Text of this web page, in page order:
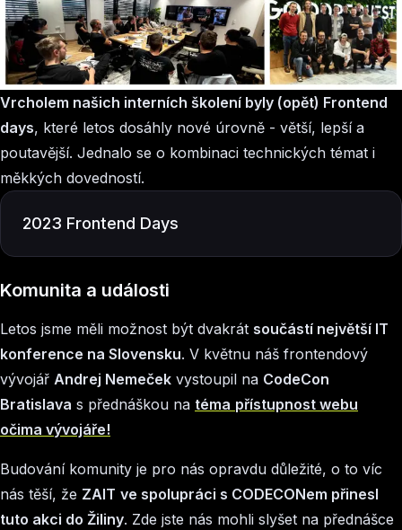
Vrcholem našich interních školení byly (opět) Frontend
days, které letos dosáhly nové úrovně - větší, lepší a
poutavější. Jednalo se o kombinaci technických témat i
měkkých dovedností.
2023 Frontend Days
Komunita a události
Letos jsme měli možnost být dvakrát součástí největší IT
konference na Slovensku. V květnu náš frontendový
vývojář Andrej Nemeček vystoupil na CodeCon
Bratislava s přednáškou na téma přístupnost webu
očima vývojáře!
Budování komunity je pro nás opravdu důležité, o to víc
nás těší, že ZAIT ve spolupráci s CODECONem přinesl
tuto akci do Žiliny. Zde jste nás mohli slyšet na přednášce